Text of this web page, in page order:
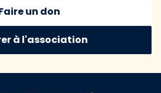
un don
à l'association